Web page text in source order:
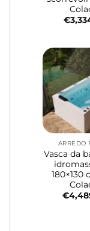
€
ARREDO
Vasca da
180×130
€